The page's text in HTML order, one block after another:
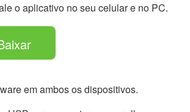
o aplicativo no seu celular e no PC.
em ambos os dispositivos.